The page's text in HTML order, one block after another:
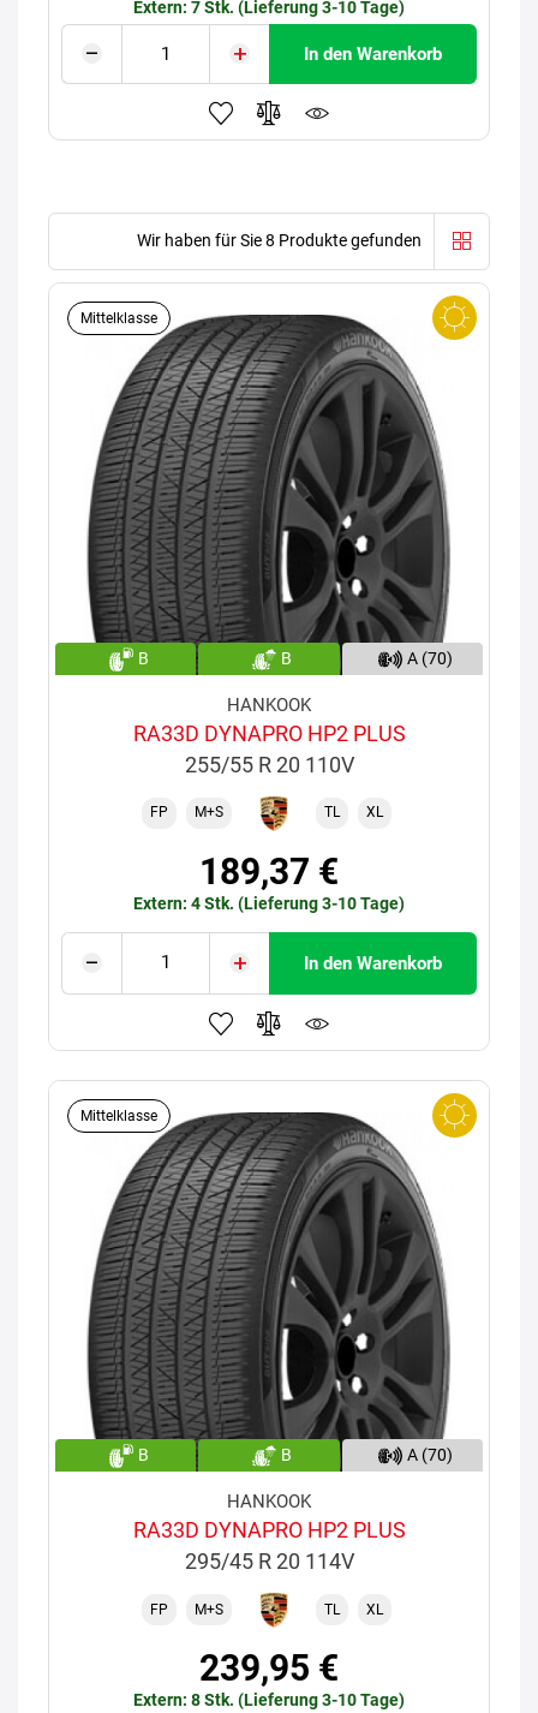
Extern: 7 Stk. (Lieferung 3-10 Tage)
In den Warenkorb
Wir haben für Sie 8 Produkte gefunden
Mittelklasse
B B A (70)
HANKOOK
RA33D DYNAPRO HP2 PLUS
255/55 R 20 110V
FP M+S TL XL
189,37 €
Extern: 4 Stk. (Lieferung 3-10 Tage)
In den Warenkorb
Mittelklasse
B B A (70)
HANKOOK
RA33D DYNAPRO HP2 PLUS
295/45 R 20 114V
FP M+S TL XL
239,95 €
Extern: 8 Stk. (Lieferung 3-10 Tage)